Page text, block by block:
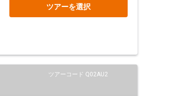
ツアーを選択
ツアーコード Q02AU2